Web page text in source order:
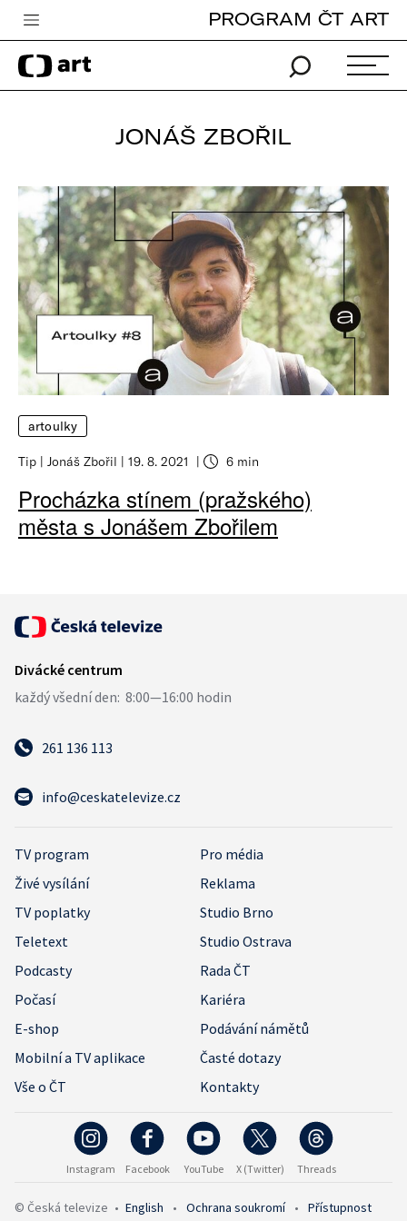
Česká televize
Zpravodajství
TV program
Pro děti
edu
Vše o ČT
PROGRAM ČT ART
JONÁŠ ZBOŘIL
artoulky
Tip Jonáš Zbořil 19. 8. 2021 6 min
Procházka stínem (pražského)
města s Jonášem Zbořilem
261 136 113
info@ceskatelevize.cz
TV program
Pro média
Živé vysílání
Reklama
TV poplatky
Studio Brno
Teletext
Studio Ostrava
Podcasty
Rada ČT
Počasí
Kariéra
E-shop
Podávání námětů
Mobilní a TV aplikace
Časté dotazy
Vše o ČT
Kontakty
Instagram Facebook YouTube X (Twitter) Threads
© Česká televize • English • Ochrana soukromí • Přístupnost